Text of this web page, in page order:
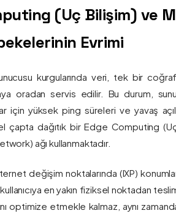
(Uç Bilişim) ve
Evrimi
kurgularında veri, tek bir
oradan servis edilir. Bu durum,
için yüksek ping süreleri ve yavaş
çapta dağıtık bir Edge Computing
ağı kullanmaktadır.
değişim noktalarında (IXP)
en yakın fiziksel noktadan
optimize etmekle kalmaz, aynı